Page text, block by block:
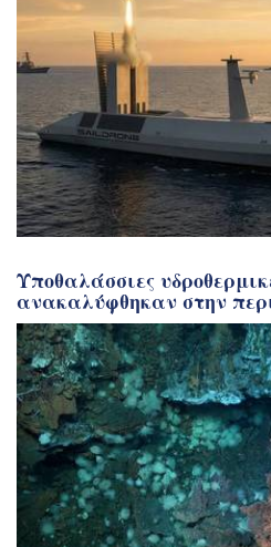
Υποθαλάσσιες
ανακαλύφθηκαν στην